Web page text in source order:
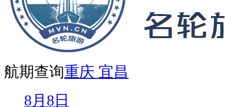
航期查询重庆 宜昌
8月8日